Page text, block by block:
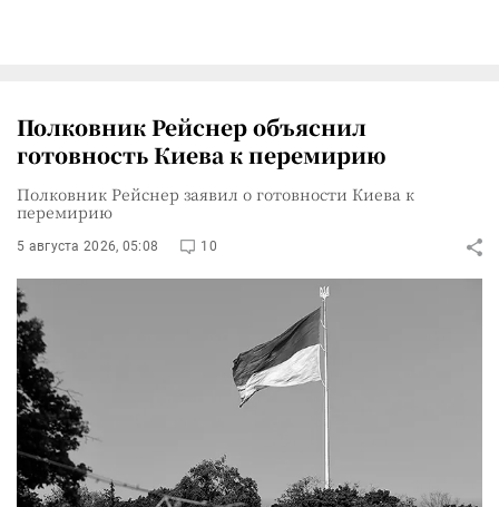
Полковник Рейснер объяснил
готовность Киева к перемирию
Полковник Рейснер заявил о готовности Киева к
перемирию
5 августа 2026, 05:08 10